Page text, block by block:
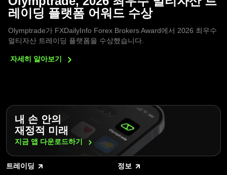
레이딩 플랫폼 어워드 수상
Olymptrade가 FXDailyInfo Forex Brokers Award에서 2026 최우수
멀티자산 트레이딩 플랫폼을 수상했습니다.
자세히 알아보기
내 손 안의
재정적 미래
지금 앱 다운로드하기
트레이딩 정보